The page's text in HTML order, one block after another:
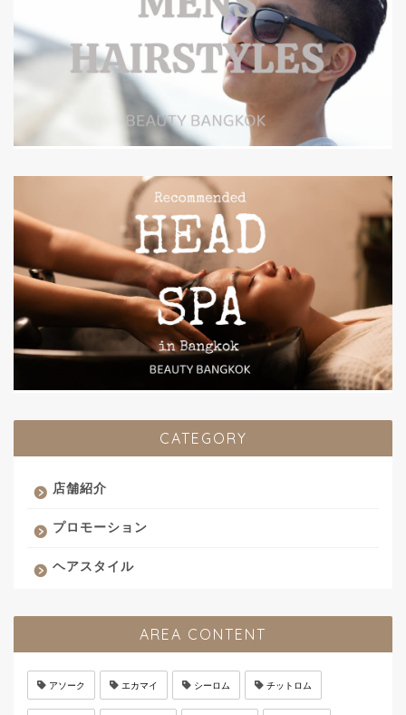
CATEGORY
店舗紹介
プロモーション
ヘアスタイル
AREA CONTENT
アソーク エカマイ シーロム チットロム